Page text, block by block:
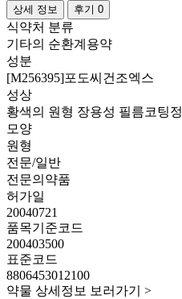
상세 정보 후기 0
식약처 분류
기타의 순환계용약
성분
[M256395]포도씨건조엑스
성상
황색의 원형 장용성 필름코팅정
모양
원형
전문/일반
전문의약품
허가일
20040721
품목기준코드
200403500
표준코드
8806453012100
약물 상세정보 보러가기 >